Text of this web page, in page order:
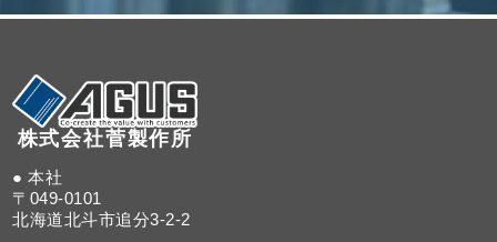
株式会社菅製作所
● 本社
〒049-0101
北海道北斗市追分3-2-2